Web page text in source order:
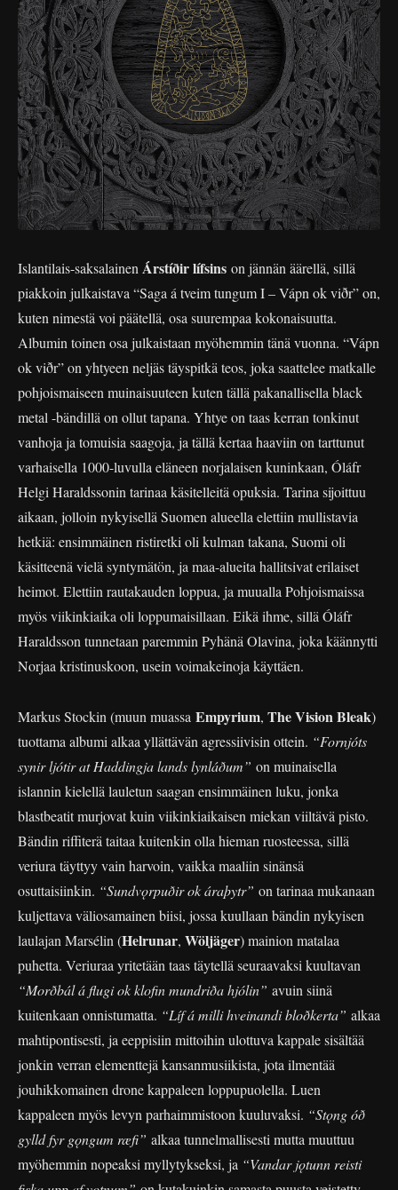
Islantilais-saksalainen Árstíðir lífsins on jännän äärellä, sillä
piakkoin julkaistava “Saga á tveim tungum I – Vápn ok viðr” on,
kuten nimestä voi päätellä, osa suurempaa kokonaisuutta.
Albumin toinen osa julkaistaan myöhemmin tänä vuonna. “Vápn
ok viðr” on yhtyeen neljäs täyspitkä teos, joka saattelee matkalle
pohjoismaiseen muinaisuuteen kuten tällä pakanallisella black
metal -bändillä on ollut tapana. Yhtye on taas kerran tonkinut
vanhoja ja tomuisia saagoja, ja tällä kertaa haaviin on tarttunut
varhaisella 1000-luvulla eläneen norjalaisen kuninkaan, Óláfr
Helgi Haraldssonin tarinaa käsitelleitä opuksia. Tarina sijoittuu
aikaan, jolloin nykyisellä Suomen alueella elettiin mullistavia
hetkiä: ensimmäinen ristiretki oli kulman takana, Suomi oli
käsitteenä vielä syntymätön, ja maa-alueita hallitsivat erilaiset
heimot. Elettiin rautakauden loppua, ja muualla Pohjoismaissa
myös viikinkiaika oli loppumaisillaan. Eikä ihme, sillä Óláfr
Haraldsson tunnetaan paremmin Pyhänä Olavina, joka käännytti
Norjaa kristinuskoon, usein voimakeinoja käyttäen.
Markus Stockin (muun muassa Empyrium, The Vision Bleak)
tuottama albumi alkaa yllättävän agressiivisin ottein. “Fornjóts
synir ljótir at Haddingja lands lynláðum” on muinaisella
islannin kielellä lauletun saagan ensimmäinen luku, jonka
blastbeatit murjovat kuin viikinkiaikaisen miekan viiltävä pisto.
Bändin riffiterä taitaa kuitenkin olla hieman ruosteessa, sillä
veriura täyttyy vain harvoin, vaikka maaliin sinänsä
osuttaisiinkin. “Sundvǫrpuðir ok áraþytr” on tarinaa mukanaan
kuljettava väliosamainen biisi, jossa kuullaan bändin nykyisen
laulajan Marsélin (Helrunar, Wöljäger) mainion matalaa
puhetta. Veriuraa yritetään taas täytellä seuraavaksi kuultavan
“Morðbál á flugi ok klofin mundriða hjólin” avuin siinä
kuitenkaan onnistumatta. “Líf á milli hveinandi bloðkerta” alkaa
mahtipontisesti, ja eeppisiin mittoihin ulottuva kappale sisältää
jonkin verran elementtejä kansanmusiikista, jota ilmentää
jouhikkomainen drone kappaleen loppupuolella. Luen
kappaleen myös levyn parhaimmistoon kuuluvaksi. “Stǫng óð
gylld fyr gǫngum ræfi” alkaa tunnelmallisesti mutta muuttuu
myöhemmin nopeaksi myllytykseksi, ja “Vandar jǫtunn reisti